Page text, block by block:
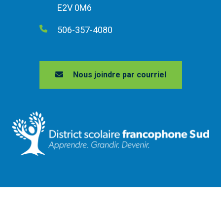
E2V 0M6
506-357-4080
Nous joindre par courriel